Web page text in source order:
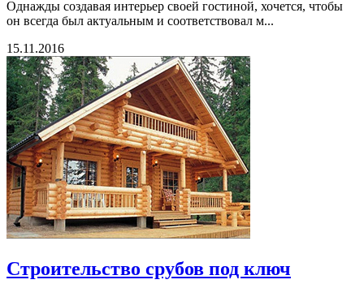
Однажды создавая интерьер своей гостиной, хочется, чтобы
он всегда был актуальным и соответствовал м...
15.11.2016
Строительство срубов под ключ